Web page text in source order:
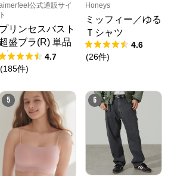
公式通販サイ
ト
プリンセスバスト
超盛ブラ(R) 単品
ラジャー4.7
(185件)
Honeys
ミッフィー／ゆる
Ｔシャツ
4.6
(26件)
5 6
外部サイトが開きます
オンラインストア
からのコメン
ト
)、JUNKO SHIMADA (ジュンコシマ
（アツロウ タヤマ）、
(プチオンフルール)、
(ダーマシェア)など、20 代～ 40 代の
を中心に、多くの人気ブランドをラ
ションを中心に、ライフスタイルを
ナルアイテムをご提案します。